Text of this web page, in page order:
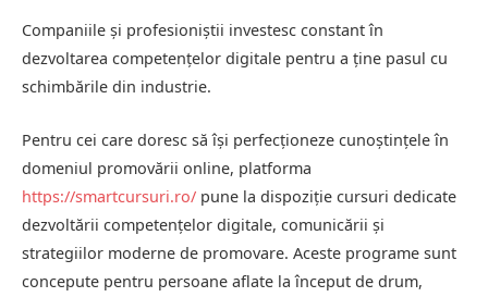
Companiile și profesioniștii investesc constant în
dezvoltarea competențelor digitale pentru a ține pasul cu
schimbările din industrie.
Pentru cei care doresc să își perfecționeze cunoștințele în
domeniul promovării online, platforma
https://smartcursuri.ro/ pune la dispoziție cursuri dedicate
dezvoltării competențelor digitale, comunicării și
strategiilor moderne de promovare. Aceste programe sunt
concepute pentru persoane aflate la început de drum,